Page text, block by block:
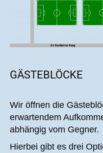
GÄSTEBLÖCKE
Wir öffnen die
erwartendem
abhängig vom Gegner.
Hierbei gibt es drei